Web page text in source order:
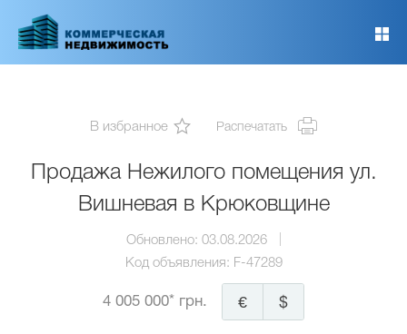
основному
В избранное Распечатать
Продажа Нежилого помещения ул.
Вишневая в Крюковщине
Обновлено: 03.08.2026
Код объявления: F-47289
4 005 000* грн. $
€